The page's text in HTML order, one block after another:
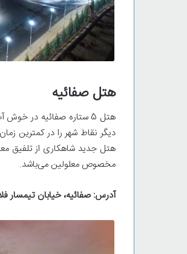
هتل صفائیه
هتل 5 ستاره صفائیه در
دیگر نقاط شهر را در کمترین
هتل جدید شاهکاری از تلفیق
مخصوص معلولین می‌باشد.
آدرس: صفائیه، خیابان تیمسار